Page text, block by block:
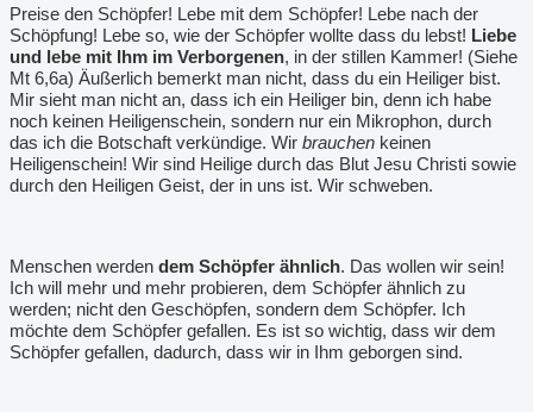
Preise den Schöpfer! Lebe mit dem Schöpfer! Lebe nach der
Schöpfung! Lebe so, wie der Schöpfer wollte dass du lebst! Liebe
und lebe mit Ihm im Verborgenen, in der stillen Kammer! (Siehe
Mt 6,6a) Äußerlich bemerkt man nicht, dass du ein Heiliger bist.
Mir sieht man nicht an, dass ich ein Heiliger bin, denn ich habe
noch keinen Heiligenschein, sondern nur ein Mikrophon, durch
das ich die Botschaft verkündige. Wir brauchen keinen
Heiligenschein! Wir sind Heilige durch das Blut Jesu Christi sowie
durch den Heiligen Geist, der in uns ist. Wir schweben.
Menschen werden dem Schöpfer ähnlich. Das wollen wir sein!
Ich will mehr und mehr probieren, dem Schöpfer ähnlich zu
werden; nicht den Geschöpfen, sondern dem Schöpfer. Ich
möchte dem Schöpfer gefallen. Es ist so wichtig, dass wir dem
Schöpfer gefallen, dadurch, dass wir in Ihm geborgen sind.